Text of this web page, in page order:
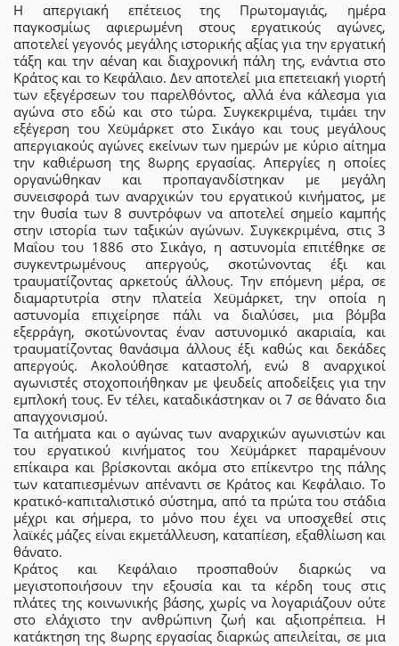
H απεργιακή επέτειος της Πρωτομαγιάς, ημέρα
παγκοσμίως αφιερωμένη στους εργατικούς αγώνες,
αποτελεί γεγονός μεγάλης ιστορικής αξίας για την εργατική
τάξη και την αέναη και διαχρονική πάλη της, ενάντια στο
Κράτος και το Κεφάλαιο. Δεν αποτελεί μια επετειακή γιορτή
των εξεγέρσεων του παρελθόντος, αλλά ένα κάλεσμα για
αγώνα στο εδώ και στο τώρα. Συγκεκριμένα, τιμάει την
εξέγερση του Χεϋμάρκετ στο Σικάγο και τους μεγάλους
απεργιακούς αγώνες εκείνων των ημερών με κύριο αίτημα
την καθιέρωση της 8ωρης εργασίας. Απεργίες η οποίες
οργανώθηκαν και προπαγανδίστηκαν με μεγάλη
συνεισφορά των αναρχικών του εργατικού κινήματος, με
την θυσία των 8 συντρόφων να αποτελεί σημείο καμπής
στην ιστορία των ταξικών αγώνων. Συγκεκριμένα, στις 3
Μαΐου του 1886 στο Σικάγο, η αστυνομία επιτέθηκε σε
συγκεντρωμένους απεργούς, σκοτώνοντας έξι και
τραυματίζοντας αρκετούς άλλους. Την επόμενη μέρα, σε
διαμαρτυτρία στην πλατεία Χεϋμάρκετ, την οποία η
αστυνομία επιχείρησε πάλι να διαλύσει, μια βόμβα
εξερράγη, σκοτώνοντας έναν αστυνομικό ακαριαία, και
τραυματίζοντας θανάσιμα άλλους έξι καθώς και δεκάδες
απεργούς. Ακολούθησε καταστολή, ενώ 8 αναρχικοί
αγωνιστές στοχοποιήθηκαν με ψευδείς αποδείξεις για την
εμπλοκή τους. Εν τέλει, καταδικάστηκαν οι 7 σε θάνατο δια
απαγχονισμού.
Τα αιτήματα και ο αγώνας των αναρχικών αγωνιστών και
του εργατικού κινήματος του Χεϋμάρκετ παραμένουν
επίκαιρα και βρίσκονται ακόμα στο επίκεντρο της πάλης
των καταπιεσμένων απέναντι σε Κράτος και Κεφάλαιο. Το
κρατικό-καπιταλιστικό σύστημα, από τα πρώτα του στάδια
μέχρι και σήμερα, το μόνο που έχει να υποσχεθεί στις
λαϊκές μάζες είναι εκμετάλλευση, καταπίεση, εξαθλίωση και
θάνατο.
Κράτος και Κεφάλαιο προσπαθούν διαρκώς να
μεγιστοποιήσουν την εξουσία και τα κέρδη τους στις
πλάτες της κοινωνικής βάσης, χωρίς να λογαριάζουν ούτε
στο ελάχιστο την ανθρώπινη ζωή και αξιοπρέπεια. Η
κατάκτηση της 8ωρης εργασίας διαρκώς απειλείται, σε μια